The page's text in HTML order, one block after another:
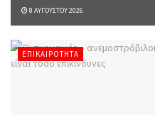
8 ΑΥΓΟΎΣΤΟΥ 2026
ΕΠΙΚΑΙΡΌΤΗΤΑ